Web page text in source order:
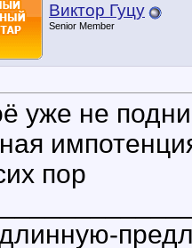
Виктор Гуцу
Senior Member
уже не
пор